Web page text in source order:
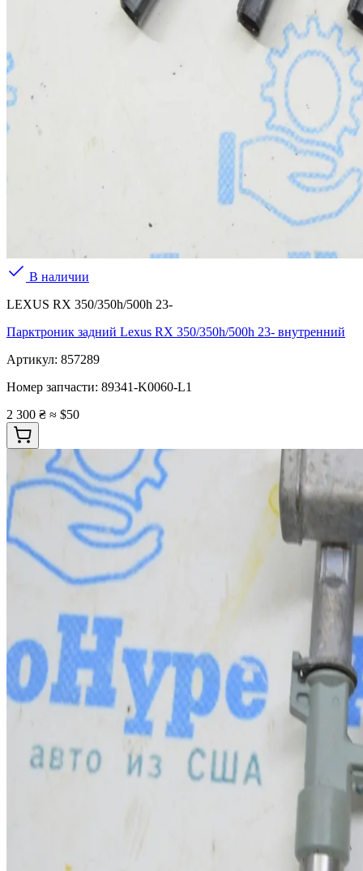
В наличии
LEXUS RX 350/350h/500h 23-
Парктроник задний Lexus RX 350/350h/500h 23- внутренний
Артикул: 857289
Номер запчасти: 89341-K0060-L1
2 300 ₴ ≈ $50